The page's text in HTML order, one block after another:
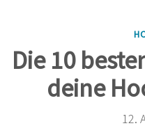
Babynamen
Die 10
deine
12.